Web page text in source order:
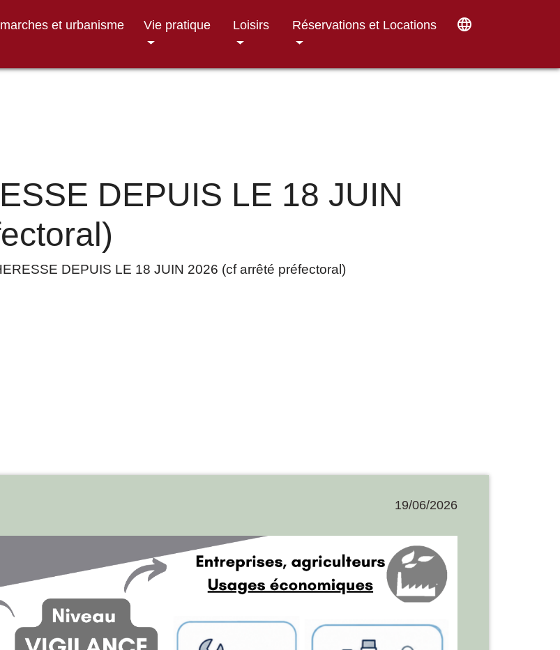
et urbanisme Vie pratique Loisirs Réservations et Locations language
DEPUIS LE 18 JUIN
DEPUIS LE 18 JUIN 2026 (cf arrêté préfectoral)
19/06/2026